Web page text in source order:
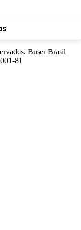
Buser Brasil
81